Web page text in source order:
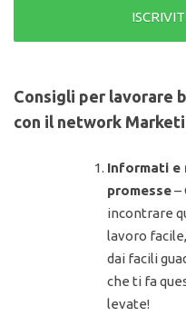
Consigli per lavorare
con il network
Informati e
promesse–
incontrare
lavoro
dai facili
che ti fa
levate!